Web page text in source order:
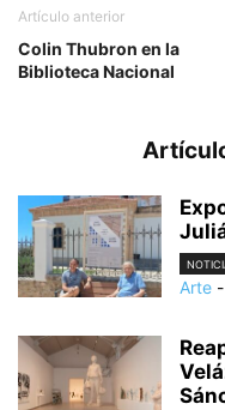
Artículo anterior
Colin Thubron en la
Biblioteca Nacional
Arte -